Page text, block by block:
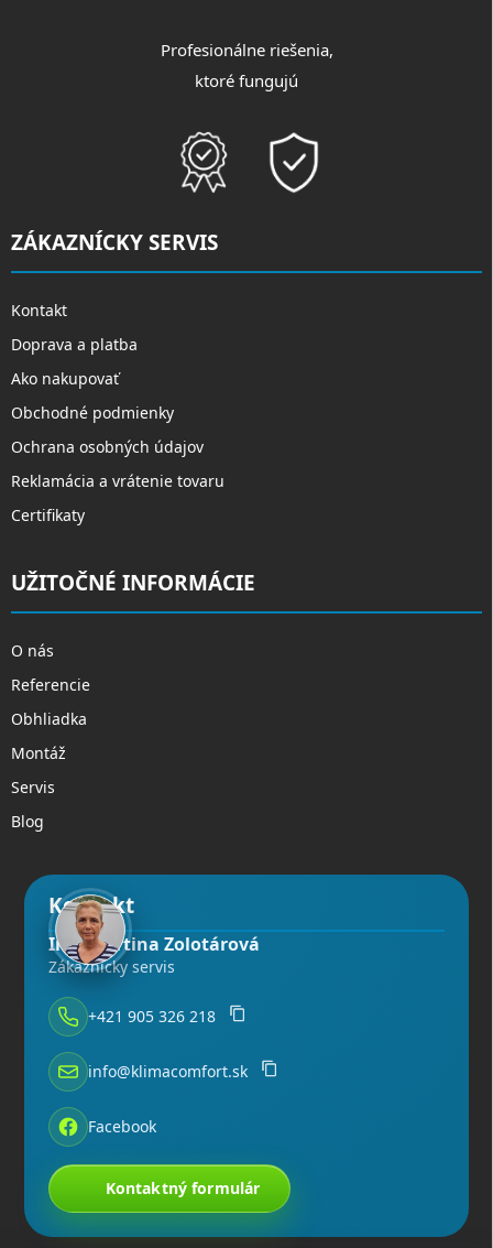
Profesionálne riešenia,
ktoré fungujú
ZÁKAZNÍCKY SERVIS
Kontakt
Doprava a platba
Ako nakupovať
Obchodné podmienky
Ochrana osobných údajov
Reklamácia a vrátenie tovaru
Certifikaty
UŽITOČNÉ INFORMÁCIE
O nás
Referencie
Obhliadka
Montáž
Servis
Blog
Kontakt
Ing. Martina Zolotárová
Zákaznícky servis
+421 905 326 218
info@klimacomfort.sk
Facebook
Kontaktný formulár